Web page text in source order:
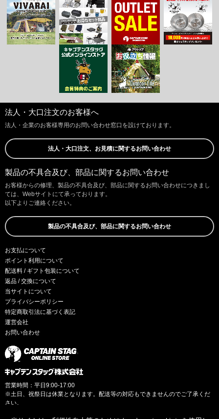
法人・大口注文のお客様へ
法人・企業のお客様専用のお問い合わせ窓口を設けております。
法人・大口注文、お見積に関するお問い合わせ
製品の不具合及び、部品に関するお問い合わせ
お客様からの修理、製品の不具合及び、部品に関するお問い合わせにつきまし
ては、Webサイトにて承っております。
以下よりご連絡ください。
製品の不具合及び、部品に関するお問い合わせ
お支払について
ポイント利用について
配送料 / ギフト包装について
返品 / 交換について
当サイトについて
プライバシーポリシー
特定商取引法に基づく表記
運営会社
お問い合わせ
営業時間：平日9:00-17:00
※土日、祝祭日は休業となります。配送等の対応もできませんのでご了承くだ
さい。